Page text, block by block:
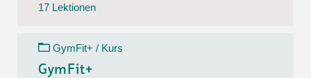
17 Lektionen
GymFit+ / Kurs
GymFit+